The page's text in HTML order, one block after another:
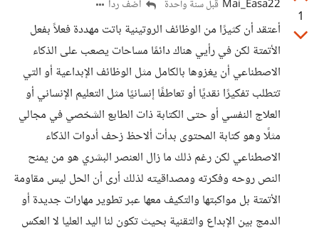
1
Mai_Easa22 قبل سنة واحدة أضف ردا
أعتقد أن كثيرًا من الوظائف الروتينية باتت مهددة فعلاً بفعل
الأتمتة لكن في رأيي هناك دائمًا مساحات يصعب على الذكاء
الاصطناعي أن يغزوها بالكامل مثل الوظائف الإبداعية أو التي
تتطلب تفكيرًا نقديًا أو تعاطفًا إنسانيًا مثل التعليم الإنساني أو
العلاج النفسي أو حتى الكتابة ذات الطابع الشخصي في مجالي
مثلًا وهو كتابة المحتوى بدأت ألاحظ زحف أدوات الذكاء
الاصطناعي لكن رغم ذلك ما زال العنصر البشري هو من يمنح
النص روحه وفكرته ومصداقيته لذلك أرى أن الحل ليس مقاومة
الأتمتة بل مواكبتها والتكيف معها عبر تطوير مهارات جديدة أو
الدمج بين الإبداع والتقنية بحيث تكون لنا اليد العليا لا العكس